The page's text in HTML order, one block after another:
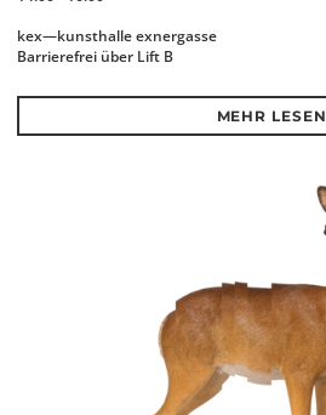
kex—kunsthalle exnergasse
Barrierefrei über Lift B
MEHR LESEN